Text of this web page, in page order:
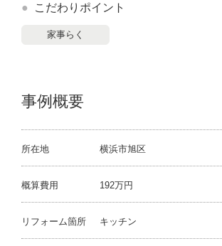
こだわりポイント
家事らく
事例概要
所在地 横浜市旭区
概算費用 192万円
リフォーム箇所 キッチン